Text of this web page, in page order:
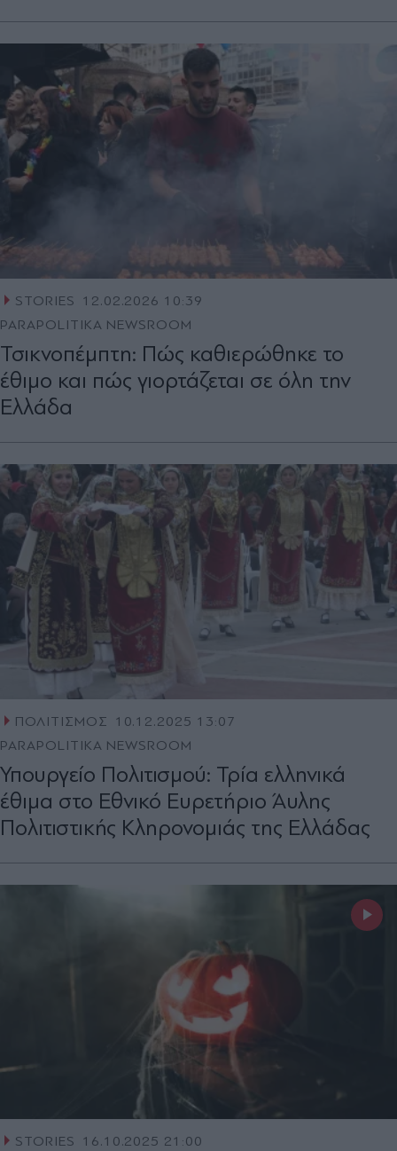
STORIES
12.02.2026 10:39
PARAPOLITIKA NEWSROOM
Τσικνοπέμπτη: Πώς καθιερώθηκε το
έθιμο και πώς γιορτάζεται σε όλη την
Ελλάδα
ΠΟΛΙΤΙΣΜΟΣ
10.12.2025 13:07
PARAPOLITIKA NEWSROOM
Υπουργείο Πολιτισμού: Τρία ελληνικά
έθιμα στο Εθνικό Ευρετήριο Άυλης
Πολιτιστικής Κληρονομιάς της Ελλάδας
STORIES
16.10.2025 21:00